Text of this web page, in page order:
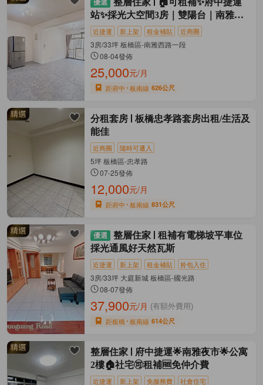
整層住家
🏠可租補✨府中捷運
站✨採光大空間3房｜雙陽台｜南雅夜
市
近捷運 新上架 租金補貼 近商圈
3房/33坪 板橋區-南雅西路一段
08-04發佈
25,000元/月
距府中 板南線 626公尺
分租套房
板橋忠孝路套房出租/生活及
能佳
近商圈 隨時可遷入
5坪 板橋區-忠孝路
07-25發佈
12,000元/月
距府中 板南線 831公尺
整層住家
租補有電梯坡平車位
採光通風好天然瓦斯
近捷運 新上架 租金補貼 拎包入住
3房/33坪 大庭新城 板橋區-國光路
08-07發佈
37,900元/月 (有額外費用)
距板橋 板南線 614公尺
整層住家
府中捷運🌟南雅夜市🌟公寓
2樓🏠社宅🉑租補🆓免仲介費
近捷運 新上架 免服務費 社會住宅